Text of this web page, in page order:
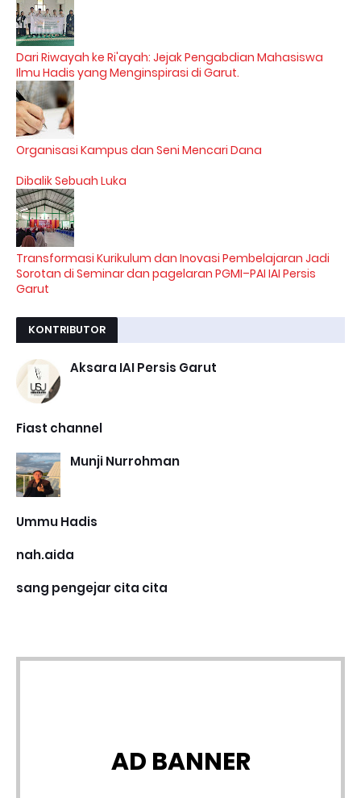
Dari Riwayah ke Ri'ayah: Jejak Pengabdian Mahasiswa
Ilmu Hadis yang Menginspirasi di Garut.
Organisasi Kampus dan Seni Mencari Dana
Dibalik Sebuah Luka
Transformasi Kurikulum dan Inovasi Pembelajaran Jadi
Sorotan di Seminar dan pagelaran PGMI–PAI IAI Persis
Garut
KONTRIBUTOR
Aksara IAI Persis Garut
Fiast channel
Munji Nurrohman
Ummu Hadis
nah.aida
sang pengejar cita cita
AD BANNER